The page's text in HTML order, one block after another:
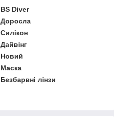
BS Diver
Доросла
Силікон
Дайвінг
Новий
Маска
Безбарвні лінзи